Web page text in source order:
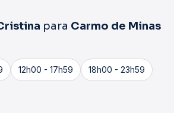
para Carmo de Minas
12h00 - 17h59 18h00 - 23h59